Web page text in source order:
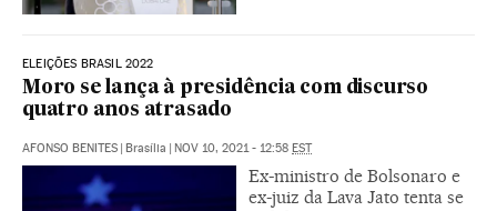
ELEIÇÕES BRASIL 2022
Moro se lança à presidência com discurso
quatro anos atrasado
AFONSO BENITES Brasília NOV 10, 2021 - 12:58 EST
Ex-ministro de Bolsonaro e
ex-juiz da Lava Jato tenta se